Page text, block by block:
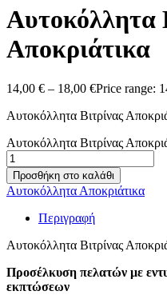
Αυτοκόλλητα
Αποκριάτικα
14,00 € – 18,00 €Price range:
Αυτοκόλλητα Βιτρίνας
Αυτοκόλλητα Βιτρίνας
Προσθήκη στο καλάθι
Αυτοκόλλητα Αποκριάτικα
Περιγραφή
Αυτοκόλλητα Βιτρίνας
Προσέλκυση πελατών με
εκπτώσεων